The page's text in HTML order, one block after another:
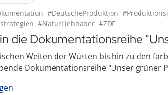
#DeutscheProduktion
#NaturLiebhaber #ZDF
die Dokumentationsreihe
Weiten der Wüsten bis hin zu den
Dokumentationsreihe "Unser grüner